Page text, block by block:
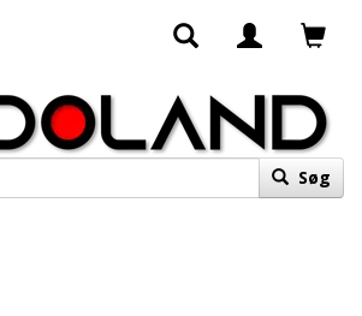
Søg